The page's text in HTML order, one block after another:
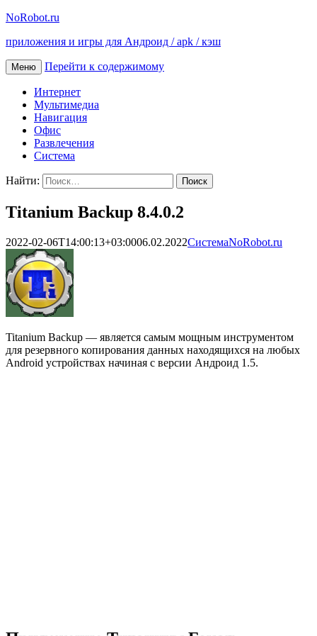
NoRobot.ru
приложения и игры для Андроид / apk / кэш
Меню Перейти к содержимому
Интернет
Мультимедиа
Навигация
Офис
Развлечения
Система
Найти:
Titanium Backup 8.4.0.2
2022-02-06T14:00:13+03:0006.02.2022СистемаNoRobot.ru
Titanium Backup — является самым мощным инструментом
для резервного копирования данных находящихся на любых
Android устройствах начиная с версии Андроид 1.5.